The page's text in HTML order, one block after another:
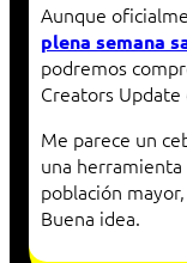
Aunque
plena semana
podremos
Creators
Me parece un
una
población
Buena idea.